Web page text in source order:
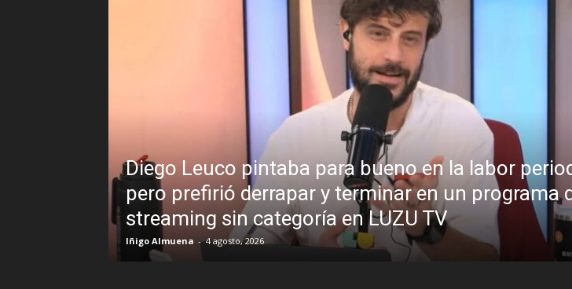
Diego Leuco pintaba para bueno en la labor periodística,
pero prefirió derrapar y terminar en un programa de
streaming sin categoría en LUZU TV
4 agosto, 2026